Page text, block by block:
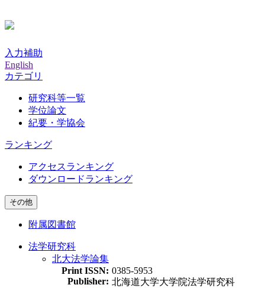
入力補助
English
カテゴリ
研究科等一覧
学位論文
紀要・学協会
ランキング
アクセスランキング
ダウンロードランキング
その他
附属図書館
法学研究科
北大法学論集
Print ISSN: 0385-5953
Publisher: 北海道大学大学院法学研究科